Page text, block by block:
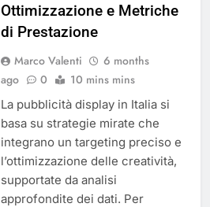
Ottimizzazione e Metriche
di Prestazione
Marco Valenti
6 months
ago
0 10 mins mins
La pubblicità display in Italia si
basa su strategie mirate che
integrano un targeting preciso e
l’ottimizzazione delle creatività,
supportate da analisi
approfondite dei dati. Per